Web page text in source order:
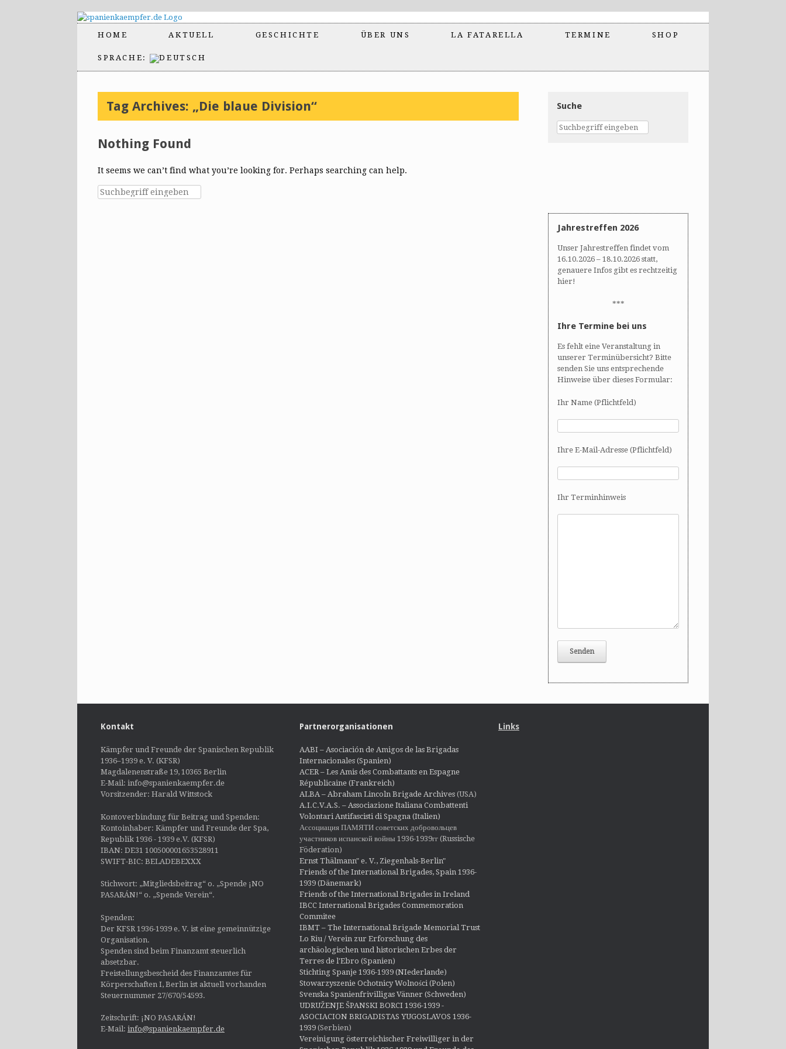
HOME AKTUELL GESCHICHTE ÜBER UNS LA FATARELLA TERMINE SHOP
SPRACHE:
Tag Archives: „Die blaue Division“
Nothing Found
It seems we can’t find what you’re looking for. Perhaps searching can help.
Suche
Jahrestreffen 2026
Unser Jahrestreffen findet vom
16.10.2026 – 18.10.2026 statt,
genauere Infos gibt es rechtzeitig
hier!
***
Ihre Termine bei uns
Es fehlt eine Veranstaltung in
unserer Terminübersicht? Bitte
senden Sie uns entsprechende
Hinweise über dieses Formular:
Ihr Name (Pflichtfeld)
Ihre E-Mail-Adresse (Pflichtfeld)
Ihr Terminhinweis
Kontakt
Kämpfer und Freunde der Spanischen Republik
1936–1939 e. V. (KFSR)
Magdalenenstraße 19, 10365 Berlin
E-Mail: info@spanienkaempfer.de
Vorsitzender: Harald Wittstock
Kontoverbindung für Beitrag und Spenden:
Kontoinhaber: Kämpfer und Freunde der Spa,
Republik 1936 - 1939 e.V. (KFSR)
IBAN: DE31 100500001653528911
SWIFT-BIC: BELADEBEXXX
Stichwort: „Mitgliedsbeitrag“ o. „Spende ¡NO
PASARÁN!“ o. „Spende Verein“.
Spenden:
Der KFSR 1936-1939 e. V. ist eine gemeinnützige
Organisation.
Spenden sind beim Finanzamt steuerlich
absetzbar.
Freistellungsbescheid des Finanzamtes für
Körperschaften I, Berlin ist aktuell vorhanden
Steuernummer 27/670/54593.
Zeitschrift: ¡NO PASARÁN!
E-Mail: info@spanienkaempfer.de
Partnerorganisationen
AABI – Asociación de Amigos de las Brigadas
Internacionales (Spanien)
ACER – Les Amis des Combattants en Espagne
Républicaine (Frankreich)
ALBA – Abraham Lincoln Brigade Archives(USA)
A.I.C.V.A.S. – Associazione Italiana Combattenti
Volontari Antifascisti di Spagna (Italien)
Ассоциация ПАМЯТИ советских добровольцев
участников испанской войны 1936-1939гг (Russische
Föderation)
Ernst Thälmann" e. V., Ziegenhals-Berlin"
Friends of the International Brigades, Spain 1936-
1939 (Dänemark)
Friends of the International Brigades in Ireland
IBCC International Brigades Commemoration
Commitee
IBMT – The International Brigade Memorial Trust
Lo Riu / Verein zur Erforschung des
archäologischen und historischen Erbes der
Terres de l'Ebro (Spanien)
Stichting Spanje 1936-1939 (NIederlande)
Stowarzyszenie Ochotnicy Wolności (Polen)
Svenska Spanienfrivilligas Vänner (Schweden)
UDRUŽENJE ŠPANSKI BORCI 1936-1939 -
ASOCIACION BRIGADISTAS YUGOSLAVOS 1936-
1939(Serbien)
Vereinigung österreichischer Freiwilliger in der
Links